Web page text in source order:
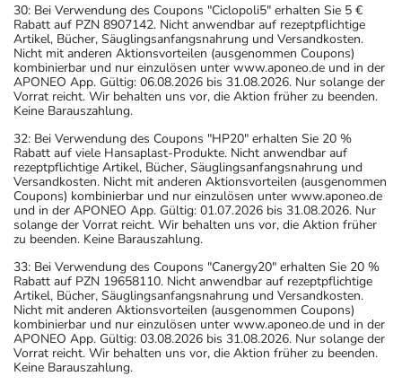
30: Bei Verwendung des Coupons "Ciclopoli5" erhalten Sie 5 €
Rabatt auf PZN 8907142. Nicht anwendbar auf rezeptpflichtige
Artikel, Bücher, Säuglingsanfangsnahrung und Versandkosten.
Nicht mit anderen Aktionsvorteilen (ausgenommen Coupons)
kombinierbar und nur einzulösen unter www.aponeo.de und in der
APONEO App. Gültig: 06.08.2026 bis 31.08.2026. Nur solange der
Vorrat reicht. Wir behalten uns vor, die Aktion früher zu beenden.
Keine Barauszahlung.
32: Bei Verwendung des Coupons "HP20" erhalten Sie 20 %
Rabatt auf viele Hansaplast-Produkte. Nicht anwendbar auf
rezeptpflichtige Artikel, Bücher, Säuglingsanfangsnahrung und
Versandkosten. Nicht mit anderen Aktionsvorteilen (ausgenommen
Coupons) kombinierbar und nur einzulösen unter www.aponeo.de
und in der APONEO App. Gültig: 01.07.2026 bis 31.08.2026. Nur
solange der Vorrat reicht. Wir behalten uns vor, die Aktion früher
zu beenden. Keine Barauszahlung.
33: Bei Verwendung des Coupons "Canergy20" erhalten Sie 20 %
Rabatt auf PZN 19658110. Nicht anwendbar auf rezeptpflichtige
Artikel, Bücher, Säuglingsanfangsnahrung und Versandkosten.
Nicht mit anderen Aktionsvorteilen (ausgenommen Coupons)
kombinierbar und nur einzulösen unter www.aponeo.de und in der
APONEO App. Gültig: 03.08.2026 bis 31.08.2026. Nur solange der
Vorrat reicht. Wir behalten uns vor, die Aktion früher zu beenden.
Keine Barauszahlung.